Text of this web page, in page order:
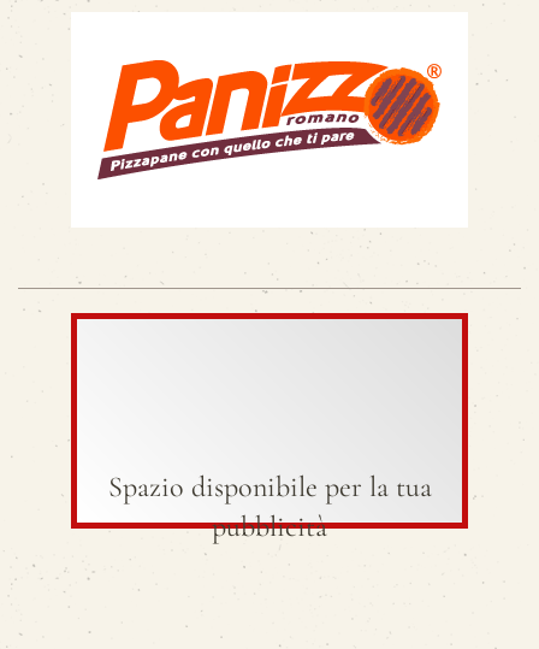
Spazio disponibile per la tua
pubblicità